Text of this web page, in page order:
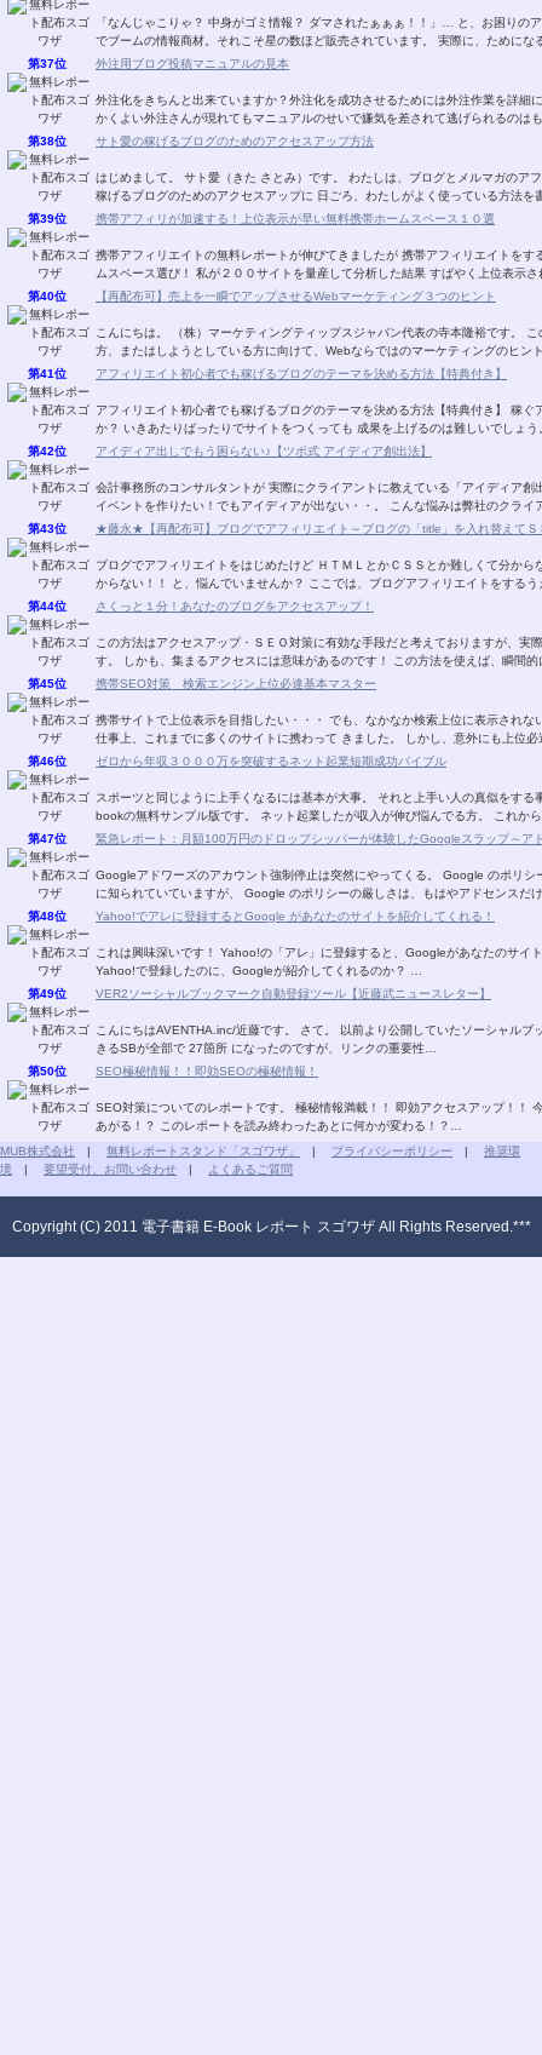
「なんじゃこりゃ？ 中身がゴミ情報？ ダマされたぁぁぁ！！」… と、お困りの
でブームの情報商材。それこそ星の数ほど
第37位
外注用ブログ投稿マニュアルの見本
外注化をきちんと出来ていますか？外注化を成功させるためには外注作業を詳細
かくよい外注さんが現れてもマニュアルのせいで嫌気を差されて逃げられるの
第38位
サト愛の稼げるブログのためのアクセスアップ方法
はじめまして。 サト愛（きた さとみ）です。 わたしは、ブログとメルマガのアフィリエイトを 楽しんでいます。 このレポートでは、
稼げるブログのためのアクセスアップに 日ごろ、わたしがよく使っている方法
第39位
携帯アフィリが加速する！上位表示が早い無料携帯ホームスペース１０選
携帯アフィリエイトの無料レポートが伸びてきましたが 携帯アフィリエイトを
ムスペース選び！ 私が２００サイトを量産して分析した結果 すばやく上
第40位
【再配布可】売上を一瞬でアップさせるWebマーケティング３つのヒント
こんにちは。 （株）マーケティングティップスジャパン代表の寺本隆裕です。 このレポートでは、Webを使って何かを販売している
第41位 アフィリエイト初心者でも稼げるブログのテーマを決める方法【特典付き】
アフィリエイト初心者でも稼げるブログのテーマを決める方法【特典付き】 稼ぐアフィリエイトサイトのテーマの決め方は ご存じです
第42位 アイディア出しでもう困らない♪【ツボ式 アイディア創出法】
会計事務所のコンサルタントが 実際にクライアントに教えている「アイディア創出法」です。 ★あ～企画を考えな
イベントを作りたい！でもアイディアが出ない・・
第43位
★藤永★【再配布可】ブログでアフィリエイト～ブログの「title」を入れ替えて
ブログでアフィリエイトをはじめたけど ＨＴＭＬとかＣＳＳとか難しくて分からない！！ 自分のやりたいことがどうすればできるか分
からない！！ と、悩んでいませんか？ ここでは、ブログアフィリエイトを
第44位
さくっと１分！あなたのブログをアクセスアップ！
この方法はアクセスアップ・ＳＥＯ対策に有効な手段だと考えておりますが、実
す。 しかも、集まるアクセスには意味があるので
第45位
携帯SEO対策 検索エンジン上位必達基本マスター
携帯サイトで上位表示を目指したい・・・ でも、なかなか検索上位に表示されない・・・。 そのようなお話をよく耳に
仕事上、これまでに多くのサイトに携わって きました。
第46位
ゼロから年収３０００万を突破するネット起業短期成功バイブル
スポーツと同じように上手くなるには基本が大事。 それと上手い人の真似をする事。 ゼロから年収３０００万を稼ぎ出す宮川明
bookの無料サンプル版です。 ネット起業したが収入が伸び悩んでる方
第47位
緊急レポート：月額100万円のドロップシッパーが体験したGoogleスラップ～ア
Googleアドワーズのアカウント強制停止は突然にやってくる。 Google のポリシーが非常に厳しいことは、 アドセンスなどで多くの方
に知られていていますが、 Google のポリシーの厳しさは、もはやアドセン
第48位
Yahoo!でアレに登録するとGoogle があなたのサイトを紹介してくれる！
これは興味深いです！ Yahoo!の「アレ」に登録すると、Googleがあなたのサイトを紹介してくれます！ Yahoo!の「アレ」とは？ 何故
第49位
VER2ソーシャルブックマーク自動登録ツール【近藤武ニュースレター】
こんにちはAVENTHA.inc/近藤です。 さて。 以前より公開していたソーシャルブックマークソフトがバージョンアップしました。 登録で
きるSBが全部で 27箇所 になったのですが、リンクの重要性…
第50位
SEO極秘情報！！即効SEOの極秘情報！
SEO対策についてのレポートです。 極秘情報満載！！ 即効アクセスアップ！！ 今すぐSEO対策！！ グーグルページランクもどんどん
あがる！？ このレポートを読み終わったあとに何かが変わる！？…
MUB株式会社 | 無料レポートスタンド「スゴワザ」 | プライバシーポリシー | 推奨環
境 | 要望受付、お問い合わせ | よくあるご質問
Copyright (C) 2011 電子書籍 E-Book レポート スゴワザ All Rights Reserved.***